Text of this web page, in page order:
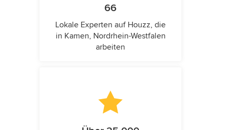
66
Lokale Experten auf Houzz, die
in Kamen, Nordrhein-Westfalen
arbeiten